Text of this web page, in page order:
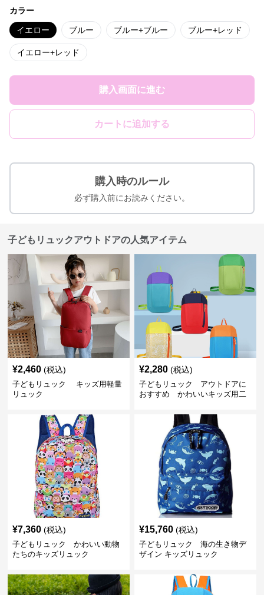
カラー
イエロー ブルー ブルー+ブルー ブルー+レッド
イエロー+レッド
購入画面に進む
カートに追加する
購入時のルール
必ず購入前にお読みください。
子どもリュックアウトドアの人気アイテム
¥2,460 (税込)
子どもリュック キッズ用軽量
リュック
¥2,280 (税込)
子どもリュック アウトドアに
おすすめ かわいいキッズ用二
¥7,360 (税込)
子どもリュック かわいい動物
たちのキッズリュック
¥15,760 (税込)
子どもリュック 海の生き物デ
ザイン キッズリュック